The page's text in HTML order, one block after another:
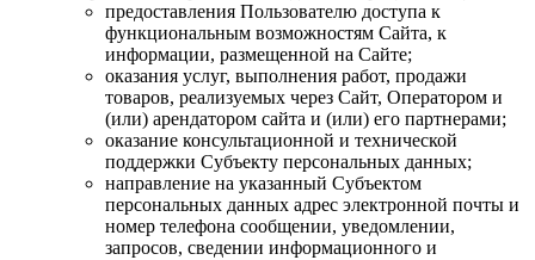
предоставления Пользователю доступа к
функциональным возможностям Сайта, к
информации, размещенной на Сайте;
оказания услуг, выполнения работ, продажи
товаров, реализуемых через Сайт, Оператором и
(или) арендатором сайта и (или) его партнерами;
оказание консультационной и технической
поддержки Субъекту персональных данных;
направление на указанный Субъектом
персональных данных адрес электронной почты и
номер телефона сообщении, уведомлении,
запросов, сведении информационного и